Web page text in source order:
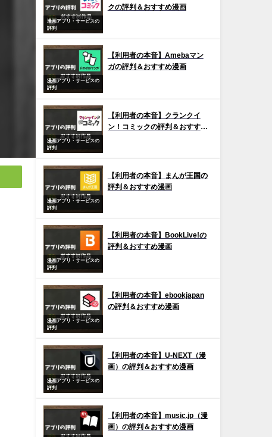
漫画アプリ・サービスの
評判
クの評判＆おすすめ漫画
漫画アプリ・サービスの
評判
【利用者の本音】Amebaマン
ガの評判＆おすすめ漫画
漫画アプリ・サービスの
評判
【利用者の本音】クランクイ
ン！コミックの評判＆おすすめ
漫画アプリ・サービスの
評判
【利用者の本音】まんが王国の
評判＆おすすめ漫画
漫画アプリ・サービスの
評判
【利用者の本音】BookLive!の
評判＆おすすめ漫画
漫画アプリ・サービスの
評判
【利用者の本音】ebookjapan
の評判＆おすすめ漫画
漫画アプリ・サービスの
評判
【利用者の本音】U-NEXT（漫
画）の評判＆おすすめ漫画
【利用者の本音】music.jp（漫
画）の評判＆おすすめ漫画